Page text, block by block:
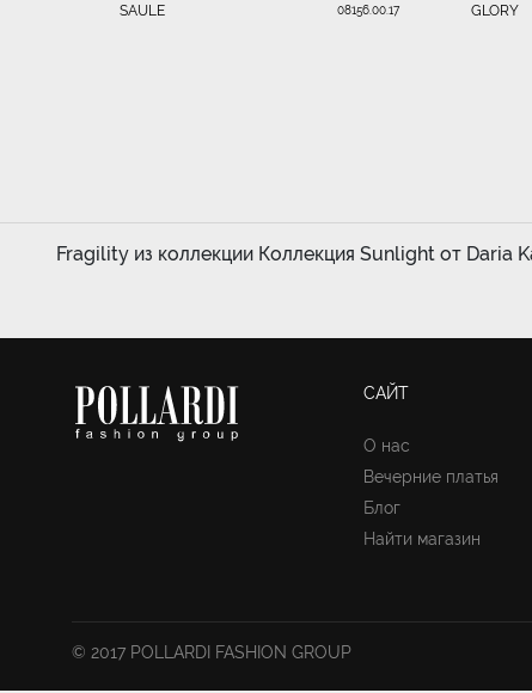
SAULE 08156.00.17 GLORY
Fragility из коллекции Коллекция Sunlight от Daria
САЙТ
О нас
Вечерние платья
Блог
Найти магазин
© 2017 POLLARDI FASHION GROUP